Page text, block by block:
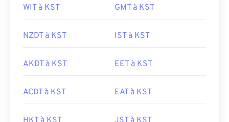
WIT à KST GMT à KST
NZDT à KST IST à KST
AKDT à KST EET à KST
ACDT à KST EAT à KST